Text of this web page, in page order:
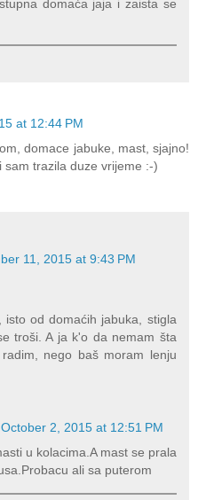
domaća jaja i zaista se
at 12:44 PM
domace jabuke, mast, sjajno!
sam trazila duze vrijeme :-)
11, 2015 at 9:43 PM
isto od domaćih jabuka, stigla
troši. A ja k'o da nemam šta
nego baš moram lenju
October 2, 2015 at 12:51 PM
u kolacima.A mast se prala
ali sa puterom